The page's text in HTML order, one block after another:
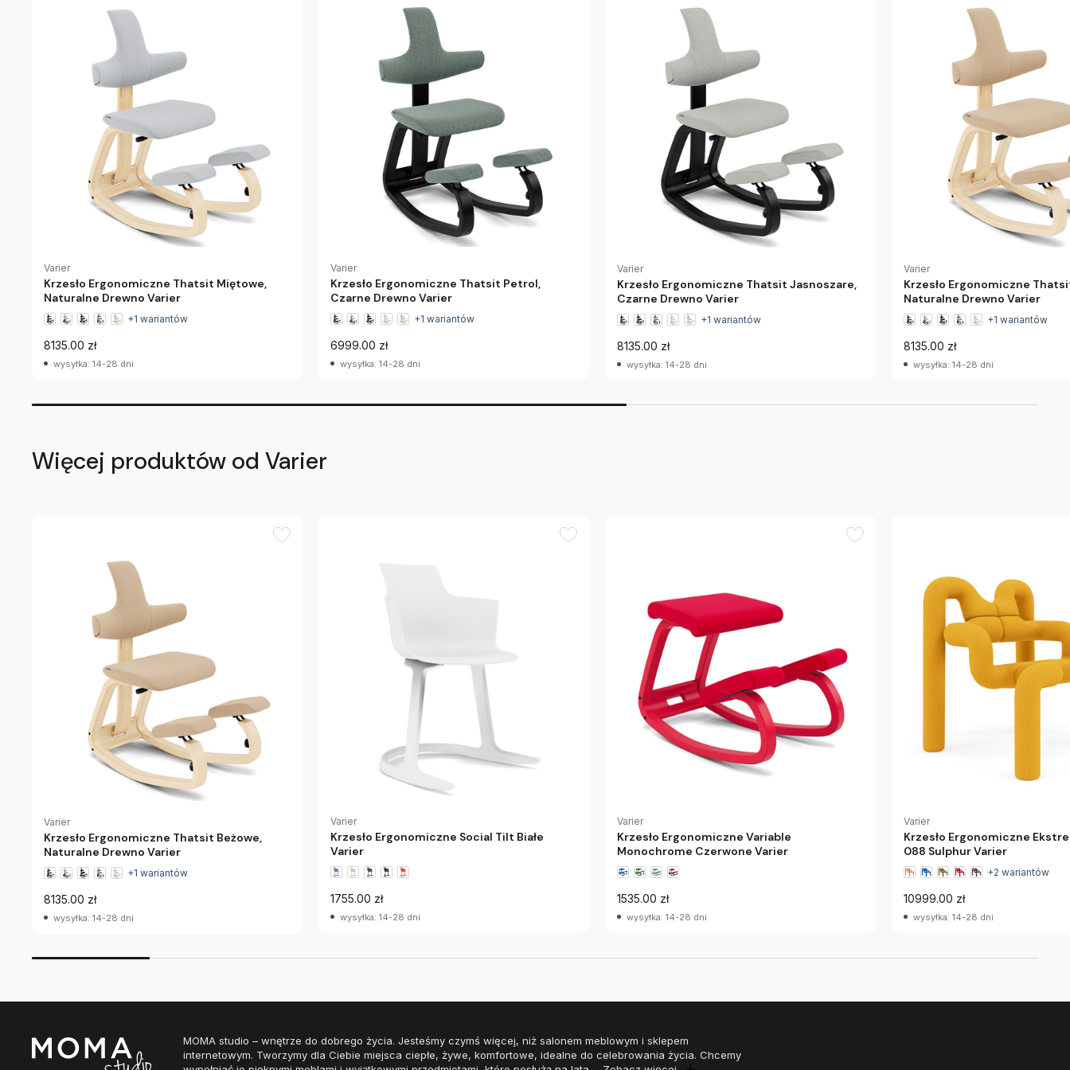
Varier
Krzesło Ergonomiczne Thatsit Miętowe,
Naturalne Drewno Varier
+1 wariantów
8135.00 zł
wysyłka: 14-28 dni
Varier
Krzesło Ergonomiczne Thatsit Petrol,
Czarne Drewno Varier
+1 wariantów
6999.00 zł
wysyłka: 14-28 dni
Varier
Krzesło Ergonomiczne Thatsit Jasnoszare,
Czarne Drewno Varier
+1 wariantów
8135.00 zł
wysyłka: 14-28 dni
Varier
Krzesło Ergonomiczne
Naturalne Drewno Varier
+1 wariantów
8135.00 zł
wysyłka: 14-28 dni
Więcej produktów od Varier
Varier
Krzesło Ergonomiczne Thatsit Beżowe,
Naturalne Drewno Varier
+1 wariantów
8135.00 zł
wysyłka: 14-28 dni
Varier
Krzesło Ergonomiczne Social Tilt Białe
Varier
1755.00 zł
wysyłka: 14-28 dni
Varier
Krzesło Ergonomiczne Variable
Monochrome Czerwone Varier
1535.00 zł
wysyłka: 14-28 dni
Varier
Krzesło Ergonomiczne
088 Sulphur Varier
+2 wariantów
10999.00 zł
wysyłka: 14-28 dni
MOMA studio – wnętrze do dobrego życia. Jesteśmy czymś więcej, niż salonem meblowym i sklepem
internetowym. Tworzymy dla Ciebie miejsca ciepłe, żywe, komfortowe, idealne do celebrowania życia. Chcemy